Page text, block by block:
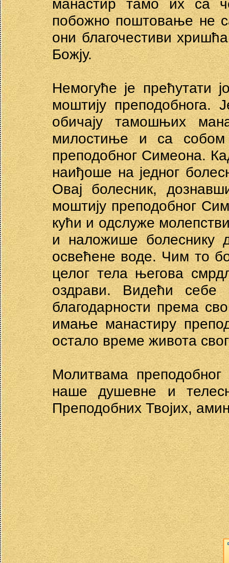
манастир тамо их са
побожно поштовање не
они благочестиви
Божју.
Немогуће је прећутати
моштију
обичају тамошњих
милостиње и са
преподобног Симеона.
наиђоше на једног
Овај болесник,
моштију преподобног
кући и одслуже
и наложише болеснику
освећене воде. Чим то
целог тела његова
оздрави. Видећи
благодарности према
имање манастиру
остало време живота
Молитвама
наше душевне и
Преподобних Твојих,